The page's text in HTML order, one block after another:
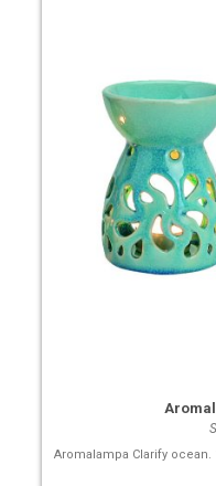
Aromalampa Clarify